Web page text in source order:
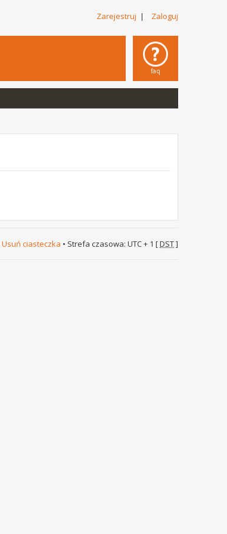
Zarejestruj | Zaloguj
faq
Usuń ciasteczka • Strefa czasowa: UTC + 1 [DST]